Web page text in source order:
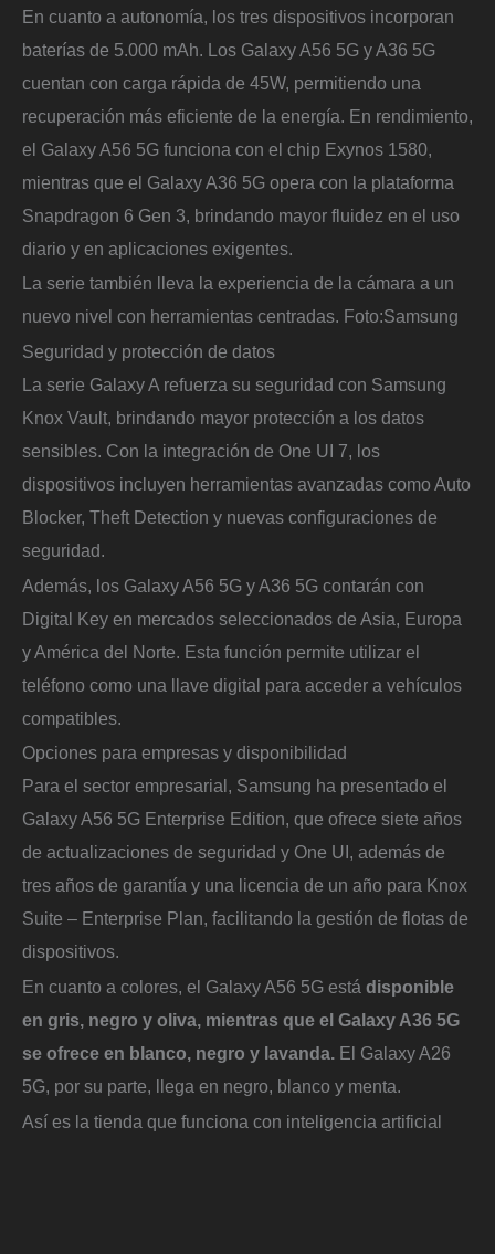
En cuanto a autonomía, los tres dispositivos incorporan
baterías de 5.000 mAh. Los Galaxy A56 5G y A36 5G
cuentan con carga rápida de 45W, permitiendo una
recuperación más eficiente de la energía. En rendimiento,
el Galaxy A56 5G funciona con el chip Exynos 1580,
mientras que el Galaxy A36 5G opera con la plataforma
Snapdragon 6 Gen 3, brindando mayor fluidez en el uso
diario y en aplicaciones exigentes.
La serie también lleva la experiencia de la cámara a un
nuevo nivel con herramientas centradas. Foto:Samsung
Seguridad y protección de datos
La serie Galaxy A refuerza su seguridad con Samsung
Knox Vault, brindando mayor protección a los datos
sensibles. Con la integración de One UI 7, los
dispositivos incluyen herramientas avanzadas como Auto
Blocker, Theft Detection y nuevas configuraciones de
seguridad.
Además, los Galaxy A56 5G y A36 5G contarán con
Digital Key en mercados seleccionados de Asia, Europa
y América del Norte. Esta función permite utilizar el
teléfono como una llave digital para acceder a vehículos
compatibles.
Opciones para empresas y disponibilidad
Para el sector empresarial, Samsung ha presentado el
Galaxy A56 5G Enterprise Edition, que ofrece siete años
de actualizaciones de seguridad y One UI, además de
tres años de garantía y una licencia de un año para Knox
Suite – Enterprise Plan, facilitando la gestión de flotas de
dispositivos.
En cuanto a colores, el Galaxy A56 5G está disponible
en gris, negro y oliva, mientras que el Galaxy A36 5G
se ofrece en blanco, negro y lavanda. El Galaxy A26
5G, por su parte, llega en negro, blanco y menta.
Así es la tienda que funciona con inteligencia artificial